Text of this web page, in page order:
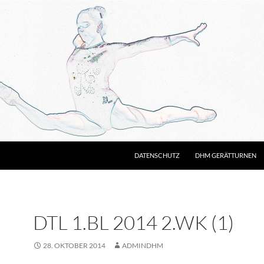
DATENSCHUTZ DHM GERÄTTURNEN
DTL 1.BL 2014 2.WK (1)
28. OKTOBER 2014 ADMINDHM